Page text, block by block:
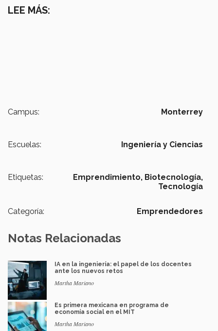
LEE MÁS:
Campus: Monterrey
Escuelas: Ingeniería y Ciencias
Etiquetas: Emprendimiento, Biotecnología,
Tecnología
Categoría: Emprendedores
Notas Relacionadas
IA en la ingeniería: el papel de los docentes
ante los nuevos retos
Martha Mariano
Es primera mexicana en programa de
economía social en el MIT
Martha Mariano